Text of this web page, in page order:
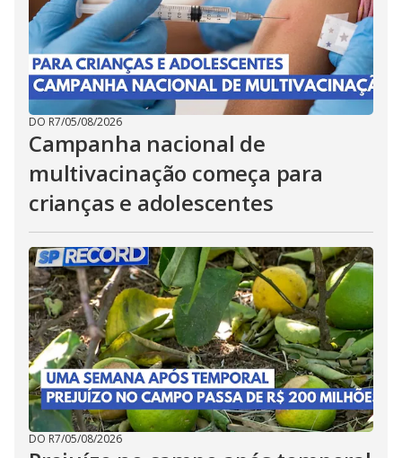
DO R7/05/08/2026
Campanha nacional de
multivacinação começa para
crianças e adolescentes
DO R7/05/08/2026